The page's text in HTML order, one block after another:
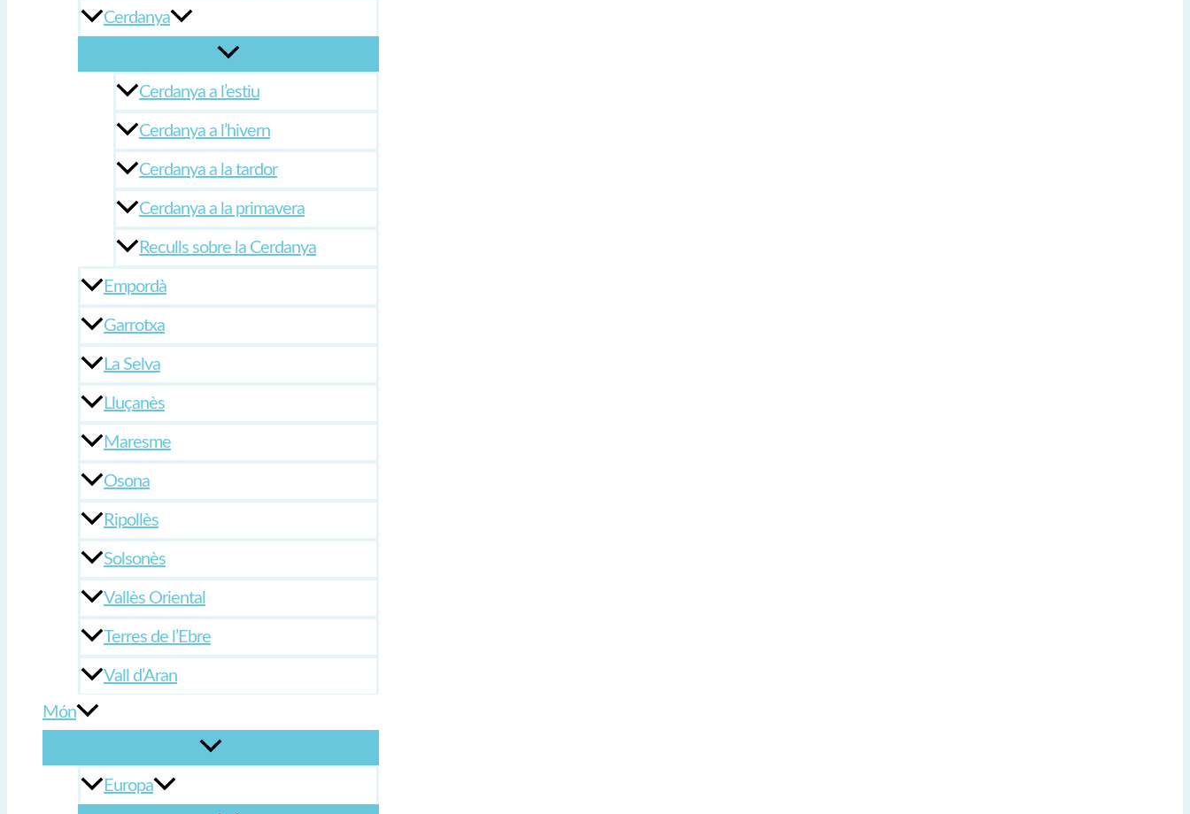
Cerdanya
Cerdanya a l’estiu
Cerdanya a l’hivern
Cerdanya a la tardor
Cerdanya a la primavera
Reculls sobre la Cerdanya
Empordà
Garrotxa
La Selva
Lluçanès
Maresme
Osona
Ripollès
Solsonès
Vallès Oriental
Terres de l’Ebre
Vall d’Aran
Món
Europa